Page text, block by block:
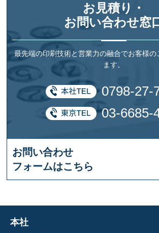
お見積り・
お問い合わせ窓
最先端の印刷技術と営業力の融合でお客様の
ます。
0798-27-
03-6685-
お問い合わせ
フォームはこちら
本社